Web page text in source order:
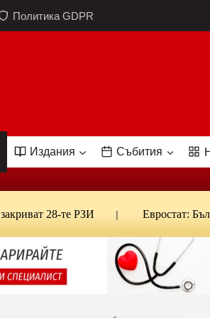
Политика GDPR
Издания Събития
28-те РЗИ Евростат: България